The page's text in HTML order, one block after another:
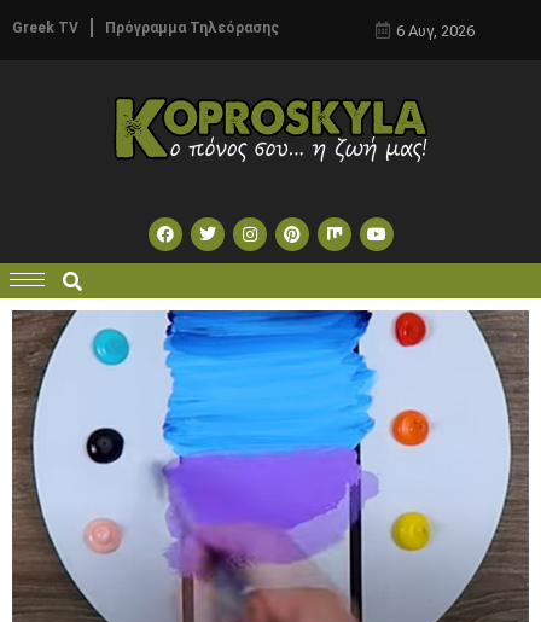
Greek TV Πρόγραμμα Τηλεόρασης 6 Αυγ, 2026